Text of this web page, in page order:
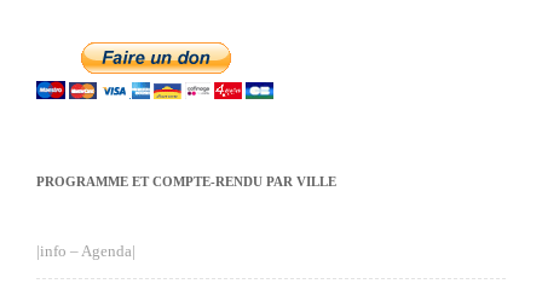
PROGRAMME ET COMPTE-RENDU PAR VILLE
|info – Agenda|